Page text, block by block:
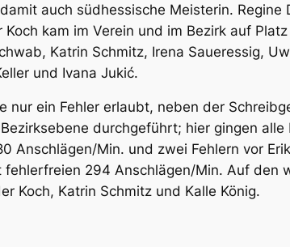
auch südhessische Meisterin. Regine
kam im Verein und im Bezirk auf
Katrin Schmitz, Irena Saueressig,
und Ivana Jukić.
ein Fehler erlaubt, neben der
durchgeführt; hier gingen alle
Anschlägen/Min. und zwei Fehlern vor
294 Anschlägen/Min. Auf den
Koch, Katrin Schmitz und Kalle König.